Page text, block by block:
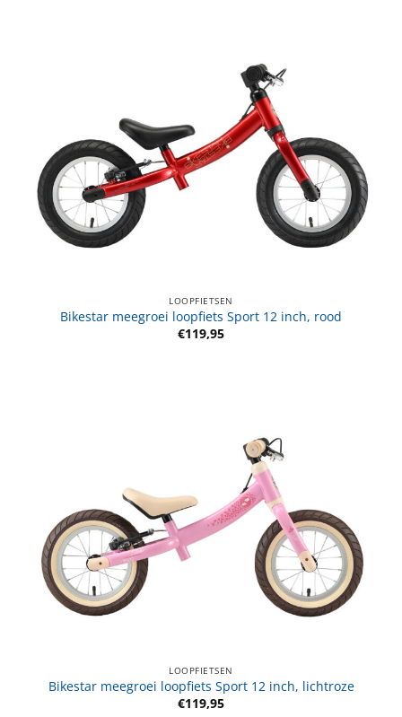
LOOPFIETSEN
Bikestar meegroei loopfiets Sport 12 inch, rood
€119,95
LOOPFIETSEN
Bikestar meegroei loopfiets Sport 12 inch, lichtroze
€119,95